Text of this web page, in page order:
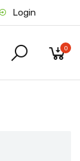
Login
0